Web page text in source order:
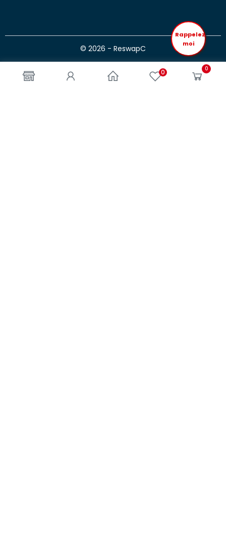
0 0
© 2026 - ReswapC
Rappelez
moi